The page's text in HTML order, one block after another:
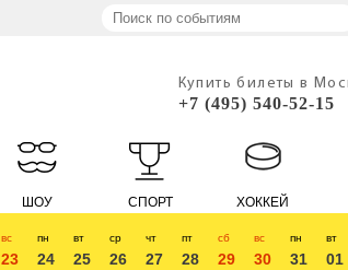
Купить билеты в
+7 (495) 540-52-15
ШОУ СПОРТ ХОККЕЙ
вс
23
пн
24
вт
25
ср
26
чт
27
пт
28
сб
29
вс
30
пн
31
вт
01